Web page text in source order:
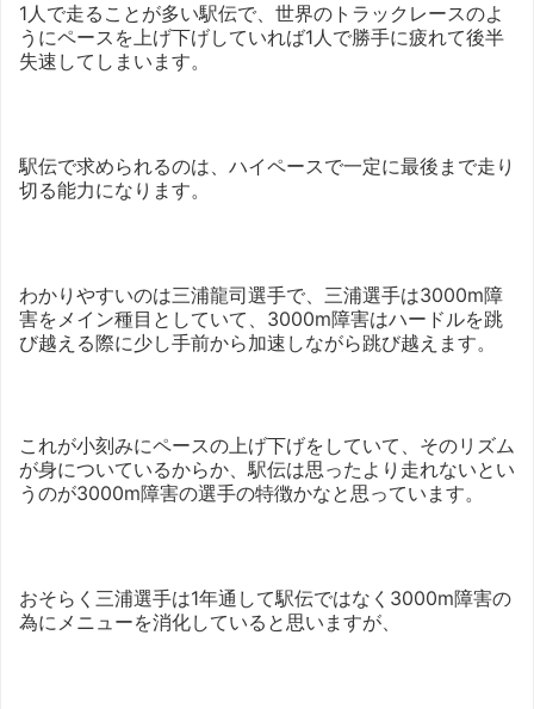
1人で走ることが多い駅伝で、世界のトラックレースのよ
うにペースを上げ下げしていれば1人で勝手に疲れて後半
失速してしまいます。
駅伝で求められるのは、ハイペースで一定に最後まで走り
切る能力になります。
わかりやすいのは三浦龍司選手で、三浦選手は3000m障
害をメイン種目としていて、3000m障害はハードルを跳
び越える際に少し手前から加速しながら跳び越えます。
これが小刻みにペースの上げ下げをしていて、そのリズム
が身についているからか、駅伝は思ったより走れないとい
うのが3000m障害の選手の特徴かなと思っています。
おそらく三浦選手は1年通して駅伝ではなく3000m障害の
為にメニューを消化していると思いますが、